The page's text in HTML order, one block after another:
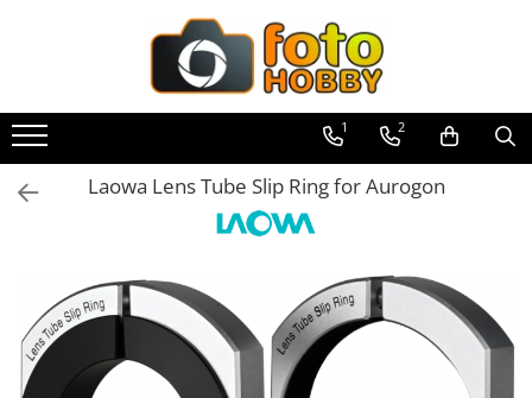
Aparate Foto
Aparate Foto Mirrorless
Aparate Foto DSLR
Aparate foto pe film
Cursuri foto
Obiective foto si accesorii
1 2
Laowa Lens Tube Slip Ring for Aurogon